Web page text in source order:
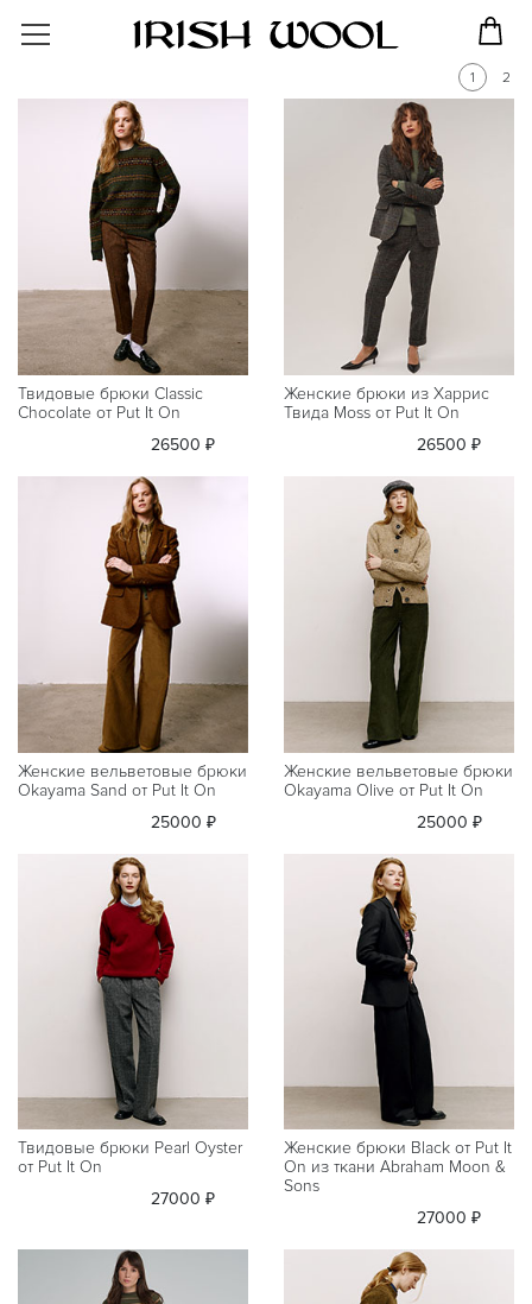
1 2
Твидовые брюки Classic
Chocolate от Put It On
26500 ₽
Женские брюки из Харрис
Твида Moss от Put It On
26500 ₽
Женские вельветовые брюки
Okayama Sand от Put It On
25000 ₽
Женские вельветовые брюки
Okayama Olive от Put It On
25000 ₽
Твидовые брюки Pearl Oyster
от Put It On
27000 ₽
Женские брюки Black от Put It
On из ткани Abraham Moon &
Sons
27000 ₽